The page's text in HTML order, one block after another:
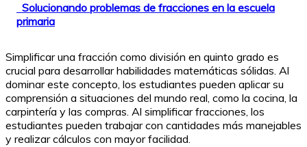
Solucionando problemas de fracciones en la escuela
primaria
Simplificar una fracción como división en quinto grado es
crucial para desarrollar habilidades matemáticas sólidas. Al
dominar este concepto, los estudiantes pueden aplicar su
comprensión a situaciones del mundo real, como la cocina, la
carpintería y las compras. Al simplificar fracciones, los
estudiantes pueden trabajar con cantidades más manejables
y realizar cálculos con mayor facilidad.